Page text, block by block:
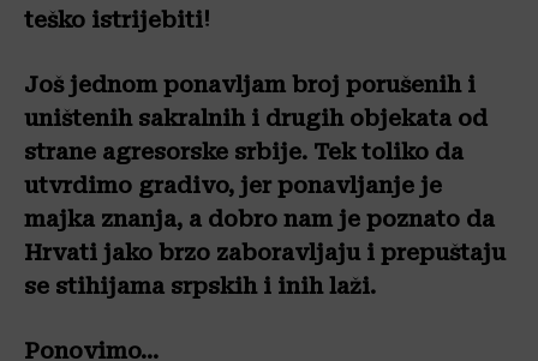
teško istrijebiti!
Još jednom ponavljam broj porušenih i
uništenih sakralnih i drugih objekata od
strane agresorske srbije. Tek toliko da
utvrdimo gradivo, jer ponavljanje je
majka znanja, a dobro nam je poznato da
Hrvati jako brzo zaboravljaju i prepuštaju
se stihijama srpskih i inih laži.
Ponovimo…